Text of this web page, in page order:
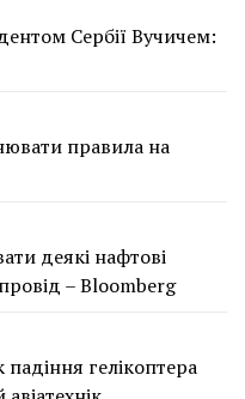
Сербії Вучичем:
правила на
деякі нафтові
– Bloomberg
гелікоптера